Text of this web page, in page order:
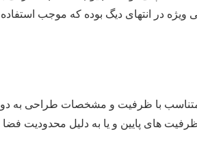
در انتهای دیگ بوده که موجب
با ظرفیت و مشخصات طراحی به دو
های پایین و یا به دلیل محدودیت فضا